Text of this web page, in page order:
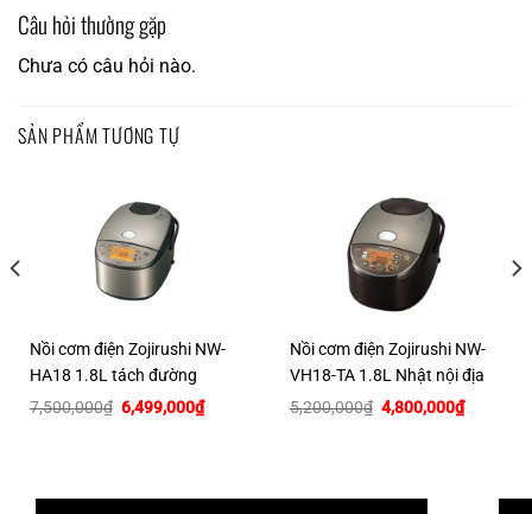
Câu hỏi thường gặp
Chưa có câu hỏi nào.
SẢN PHẨM TƯƠNG TỰ
Nồi cơm điện Zojirushi NW-
HA18 1.8L tách đường
7,500,000₫ Giá
gốc
6,499,000₫Giá
hiện
Nồi cơm điện Zojirushi NW-
VH18-TA 1.8L Nhật nội địa
5,200,000₫ Giá
gốc
4,800,000₫Giá
hiện